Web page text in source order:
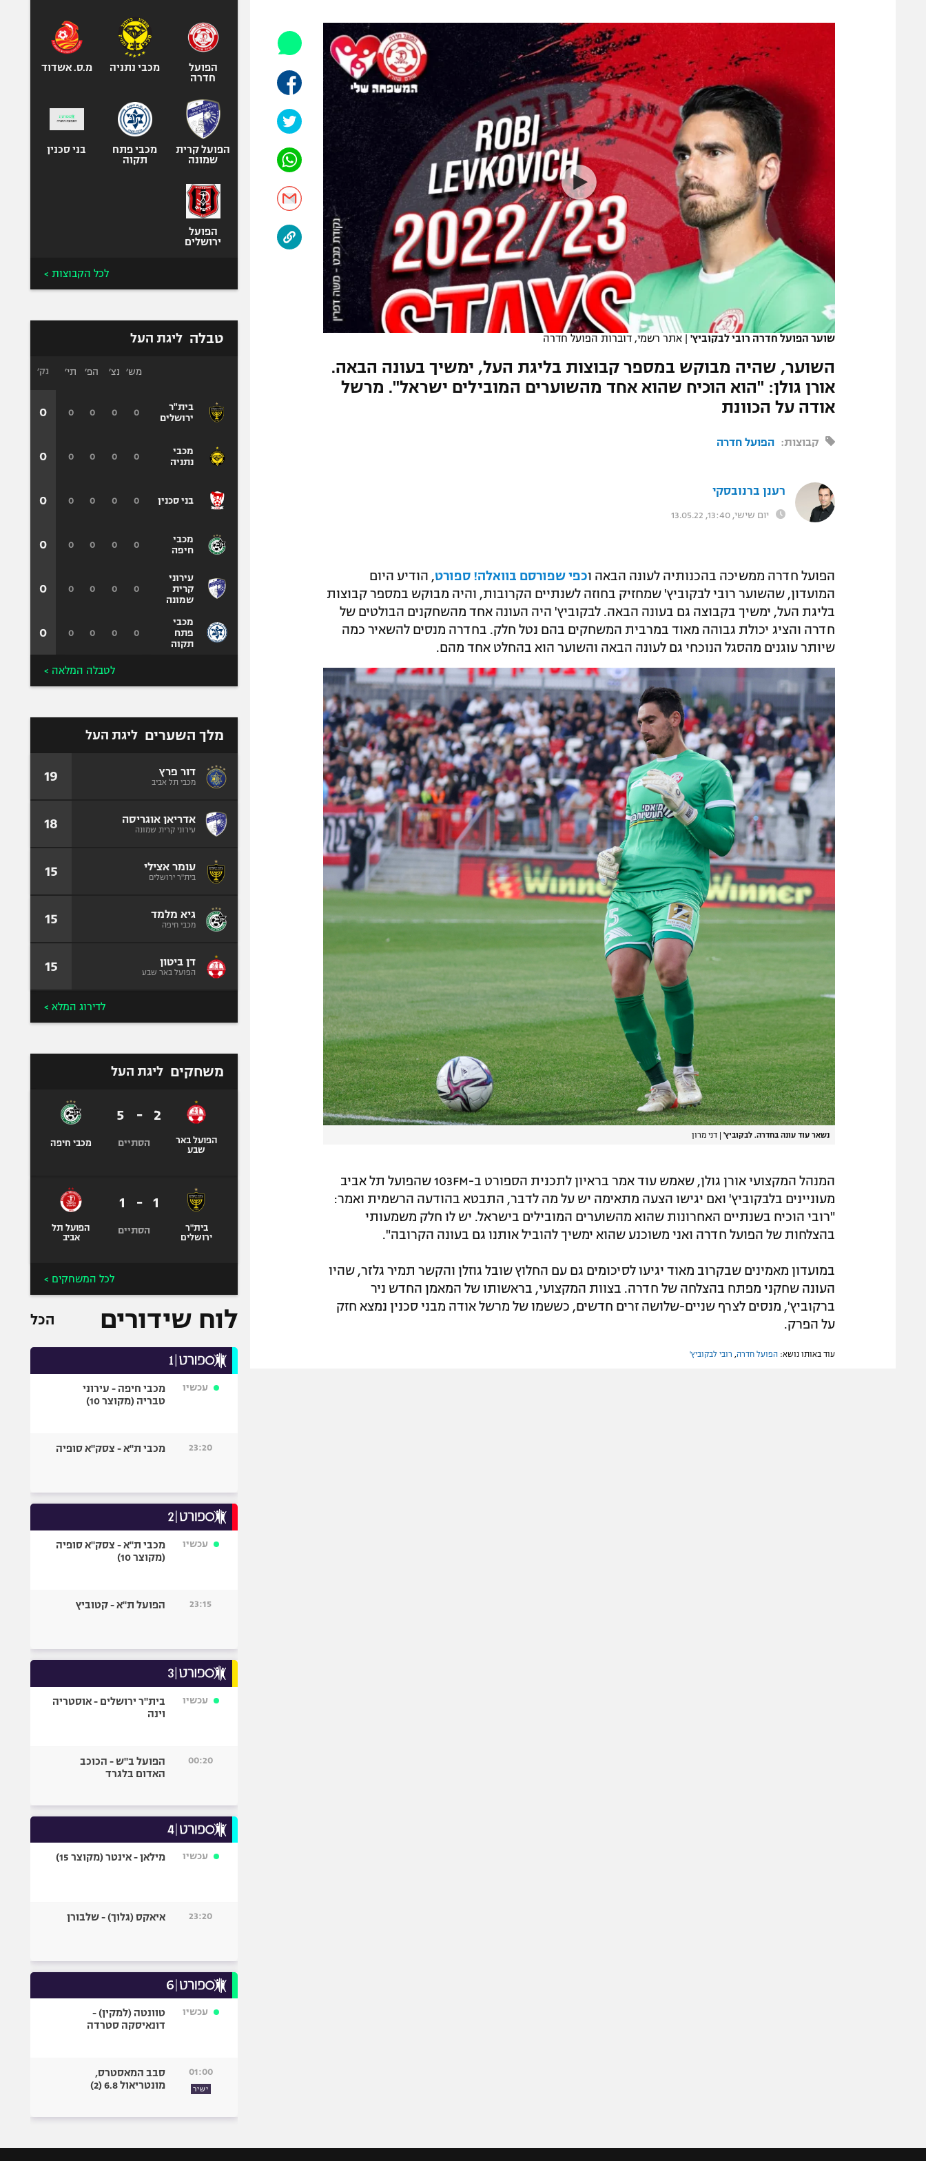
תקנון משתתפים וזוכים בפרסים
תקנון עבור פעילות אלקטרה
תקנון עבור פעילות ספורט 1 – "מרלן"
מדיניות פרטיות
תקנון פעילות ספורט 1
רשיון להקרנה פומבית לבית עסק
הצטרפות לחבילת הערוצים
לוח דרושים – ג'ובנט
המגזין
הפועל תל אביב
הפועל חיפה
הפועל באר שבע
מכבי נתניה
בני יהודה
ליגה סינית
ליגה ברזילאית
ליגות נוספות
אופניים
ספורט מוטורי
כדורמים
בייסבול MLB
ספורט אתגרי
אומנויות לחימה
שוער הפועל חדרה רובי לבקוביץ' | אתר רשמי, דוברות הפועל חדרה
השוער, שהיה מבוקש במספר קבוצות בליגת העל, ימשיך בעונה הבאה.
אורן גולן: "הוא הוכיח שהוא אחד מהשוערים המובילים ישראל". מרשל
אודה על הכוונת
קבוצות: הפועל חדרה
רענן ברנובסקי
יום שישי, 13:40, 13.05.22
הפועל חדרה ממשיכה בהכנותיה לעונה הבאה וכפי שפורסם בוואלה! ספורט, הודיע היום
המועדון, שהשוער רובי לבקוביץ' שמחזיק בחוזה לשנתיים הקרובות, והיה מבוקש במספר קבוצות
בליגת העל, ימשיך בקבוצה גם בעונה הבאה. לבקוביץ' היה העונה אחד מהשחקנים הבולטים של
חדרה והציג יכולת גבוהה מאוד במרבית המשחקים בהם נטל חלק. בחדרה מנסים להשאיר כמה
שיותר עוגנים מהסגל הנוכחי גם לעונה הבאה והשוער הוא בהחלט אחד מהם.
נשאר עוד עונה בחדרה. לבקוביץ' | דני מרון
המנהל המקצועי אורן גולן, שאמש עוד אמר בראיון לתכנית הספורט ב-103FM שהפועל תל אביב
מעוניינים בלבקוביץ' ואם יגישו הצעה מתאימה יש על מה לדבר, התבטא בהודעה הרשמית ואמר:
"רובי הוכיח בשנתיים האחרונות שהוא מהשוערים המובילים בישראל. יש לו חלק משמעותי
בהצלחות של הפועל חדרה ואני משוכנע שהוא ימשיך להוביל אותנו גם בעונה הקרובה".
במועדון מאמינים שבקרוב מאוד יגיעו לסיכומים גם עם החלוץ שובל גוזלן והקשר תמיר גלזר, שהיו
העונה שחקני מפתח בהצלחה של חדרה. בצוות המקצועי, בראשותו של המאמן החדש ניר
ברקוביץ', מנסים לצרף שניים-שלושה זרים חדשים, כששמו של מרשל אודה מבני סכנין נמצא חזק
על הפרק.
עוד באותו נושא: הפועל חדרה רובי לבקוביץ'
הפועל
חדרה
מכבי נתניה מ.ס. אשדוד
הפועל קרית
שמונה
מכבי פתח
תקוה
בני סכנין
הפועל
ירושלים
לכל הקבוצות >
טבלה ליגת העל
בית"ר
ירושלים
מכבי
נתניה
בני סכנין
מכבי
חיפה
עירוני
קרית
שמונה
מכבי
פתח
תקוה
מש׳ נצ׳ הפ׳ תי׳
0
0
0
0
0
0
0
0
0
0
0
0
0
0
0
0
0
0
0
0
0
0
0
0
נק׳
0
0
0
0
0
0
לטבלה המלאה >
מלך השערים ליגת העל
דור פרץ
מכבי תל אביב 19
אדריאן אוגריסה
עירוני קרית שמונה 18
עומר אצילי
בית"ר ירושלים 15
גיא מלמד
מכבי חיפה 15
דן ביטון
הפועל באר שבע 15
לדירוג המלא >
משחקים ליגת העל
הפועל באר
שבע
2
-
5
הסתיים מכבי חיפה
בית"ר
ירושלים
1
-
1
הסתיים
הפועל תל
אביב
לכל המשחקים >
לוח שידורים הכל
עכשיו
מכבי חיפה - עירוני
טבריה (מקוצר 10)
23:20 מכבי ת"א - צסק"א סופיה
עכשיו
מכבי ת"א - צסק"א סופיה
(מקוצר 10)
23:15 הפועל ת"א - קטוביץ
עכשיו
בית"ר ירושלים - אוסטריה
וינה
00:20
הפועל ב"ש - הכוכב
האדום בלגרד
עכשיו מילאן - אינטר (מקוצר 15)
23:20 איאקס (גלוך) - שלבורן
עכשיו
טוונטה (למקין) -
דונאיסקה סטרדה
01:00
ישיר
סבב המאסטרס,
מונטריאול 6.8 (2)